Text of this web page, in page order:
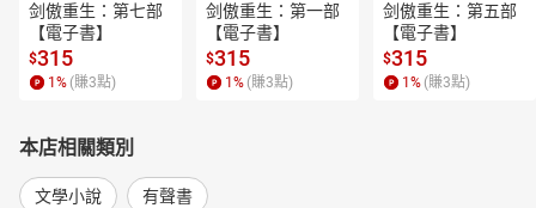
剑傲重生：第七部
【電子書】
$315
1 % (賺3點)
剑傲重生：第一部
【電子書】
$315
1 % (賺3點)
剑傲重生：第五部
【電子書】
$315
1 % (賺3點)
本店相關類別
文學小說 有聲書